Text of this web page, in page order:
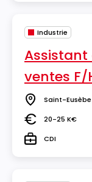
Industrie
ventes F/
Lieu Saint-Eusèbe
Salaire20-25 K€
TypeCDI